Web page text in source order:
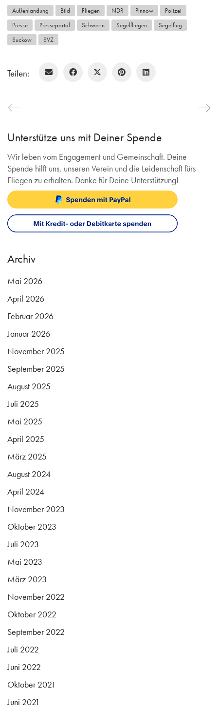
Außenlandung Bild Fliegen NDR Pinnow
Polizei
Presse
Presseportal Schwerin Segelfliegen
Segelflug
Suckow
SVZ
Teilen:
Unterstütze uns mit Deiner Spende
Wir leben vom Engagement und Gemeinschaft. Deine
Spende hilft uns, unseren Verein und die Leidenschaft fürs
Fliegen zu erhalten. Danke für Deine Unterstützung!
Archiv
Mai 2026
April 2026
Februar 2026
Januar 2026
November 2025
September 2025
August 2025
Juli 2025
Mai 2025
April 2025
März 2025
August 2024
April 2024
November 2023
Oktober 2023
Juli 2023
Mai 2023
März 2023
November 2022
Oktober 2022
September 2022
Juli 2022
Juni 2022
Oktober 2021
Juni 2021